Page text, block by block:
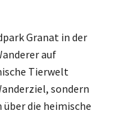
Granat in der
auf
Tierwelt
sondern
die heimische